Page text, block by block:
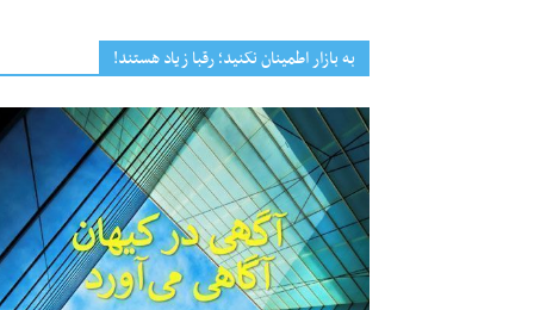
به بازار اطمینان نکنید؛ رقبا زیاد هستند!